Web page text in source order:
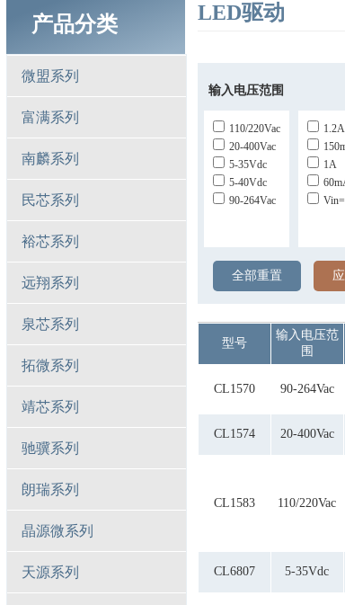
产品分类
微盟系列
富满系列
南麟系列
民芯系列
裕芯系列
远翔系列
泉芯系列
拓微系列
靖芯系列
驰骥系列
朗瑞系列
晶源微系列
天源系列
LED驱动
输入电压范围
110/220Vac
20-400Vac
5-35Vdc
5-40Vdc
90-264Vac
1.2A
1A
全部重置
型号
输入电压范
围
CL1570 90-264Vac
CL1574 20-400Vac
CL1583 110/220Vac
CL6807 5-35Vdc